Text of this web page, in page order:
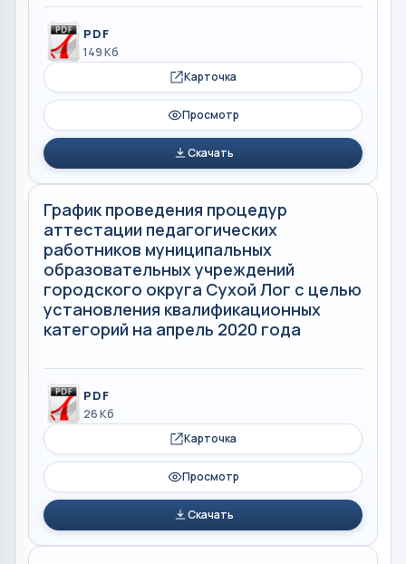
PDF
149 Кб
Карточка
Просмотр
Скачать
График проведения процедур
аттестации педагогических
работников муниципальных
образовательных учреждений
городского округа Сухой Лог с целью
установления квалификационных
категорий на апрель 2020 года
PDF
26 Кб
Карточка
Просмотр
Скачать